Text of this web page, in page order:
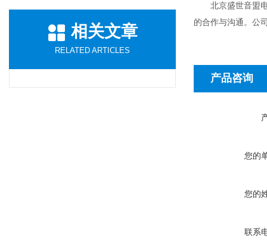
相关文章
RELATED ARTICLES
北京盛世音盟电
的合作与沟通。公
产品咨询
您的
您的
联系